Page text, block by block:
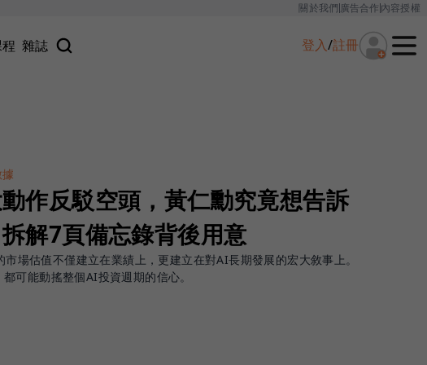
關於我們廣告合作內容授權
雜誌 登入/註冊
作反駁空頭，黃仁勳究竟想告訴
解7頁備忘錄背後用意
場估值不僅建立在業績上，更建立在對AI長期發展的宏大敘事上。
可能動搖整個AI投資週期的信心。